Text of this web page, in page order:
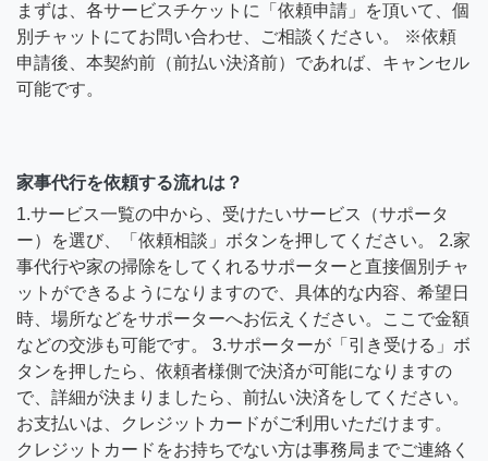
まずは、各サービスチケットに「依頼申請」を頂いて、個
別チャットにてお問い合わせ、ご相談ください。 ※依頼
申請後、本契約前（前払い決済前）であれば、キャンセル
可能です。
家事代行を依頼する流れは？
1.サービス一覧の中から、受けたいサービス（サポータ
ー）を選び、「依頼相談」ボタンを押してください。 2.家
事代行や家の掃除をしてくれるサポーターと直接個別チャ
ットができるようになりますので、具体的な内容、希望日
時、場所などをサポーターへお伝えください。ここで金額
などの交渉も可能です。 3.サポーターが「引き受ける」ボ
タンを押したら、依頼者様側で決済が可能になりますの
で、詳細が決まりましたら、前払い決済をしてください。
お支払いは、クレジットカードがご利用いただけます。
クレジットカードをお持ちでない方は事務局までご連絡く